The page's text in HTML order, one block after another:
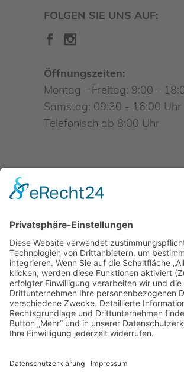
FOLGEN SIE UNS AUF:
Öffnungszeiten:
Montag - Freitag: 9:00 -
Samstag: 09:30 - 16:00 Uhr
Telefonisch ab 8:00 Uhr
INFO@BIMARKT.DE
265 44
© bimarkt GmbH & Co.
Ich habe die
gelesen und